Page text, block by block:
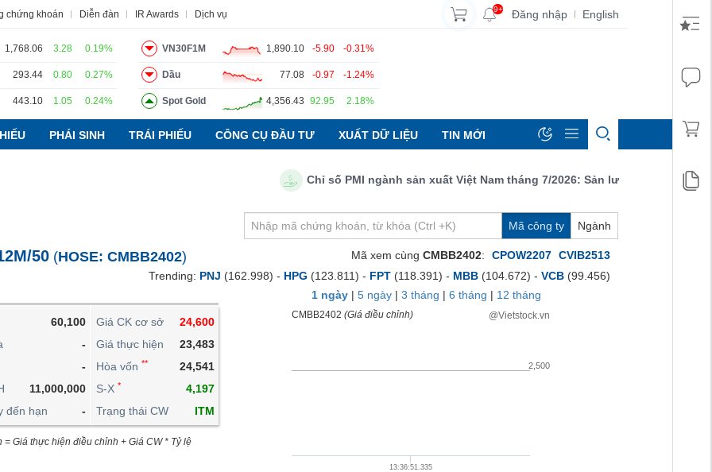
chứng khoán Diễn đàn IR Awards Dịch vụ 9+ Đăng nhập | English
1,768.06 3.28 0.19%
293.44 0.80 0.27%
443.10 1.05 0.24%
VN30F1M 1,890.10 -5.90 -0.31%
Dầu 77.08 -0.97 -1.24%
Spot Gold 4,356.43 92.95 2.18%
PHÁI SINH TRÁI PHIẾU CÔNG CỤ ĐẦU TƯ XUẤT DỮ LIỆU TIN MỚI
Chỉ số PMI ngành sản xuất Việt Nam tháng 7/2026: Sản lượng, số lượng đơn
Mã công ty Ngành
50 (HOSE: CMBB2402)
60,100
-
-
11,000,000
đến hạn
-
Giá CK cơ sở
24,600
Giá thực hiện
23,483
Hòa vốn **
24,541
S-X *
4,197
Trạng thái CW
ITM
Giá thực hiện điều chỉnh + Giá CW * Tỷ lệ
Mã xem cùng CMBB2402: CPOW2207 CVIB2513
Trending: PNJ (162.998) - HPG (123.811) - FPT (118.391) - MBB (104.672) - VCB (99.456)
1 ngày | 5 ngày | 3 tháng | 6 tháng | 12 tháng
CMBB2402 (Giá điều chỉnh) @Vietstock.vn
13:36:51.335
2,500
Tin tức Báo cáo phân tích Thuật ngữ Dịch vụ
DOANH NGHIỆP
PHÁI SINH
TRÁI PHIẾU
CÔNG CỤ ĐẦU TƯ
XUẤT DỮ LIỆU
TIN MỚI